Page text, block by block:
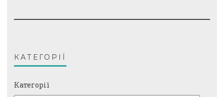
КАТЕГОРІЇ
Категорії